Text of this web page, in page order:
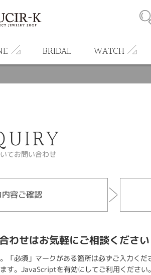
BRIDAL WATCH
てお問い合わせ
内容ご確認
わせはお気軽にご相談ください
「必須」マークがある箇所は必ずご入力くだ
す。JavaScriptを有効にしてご利用ください。